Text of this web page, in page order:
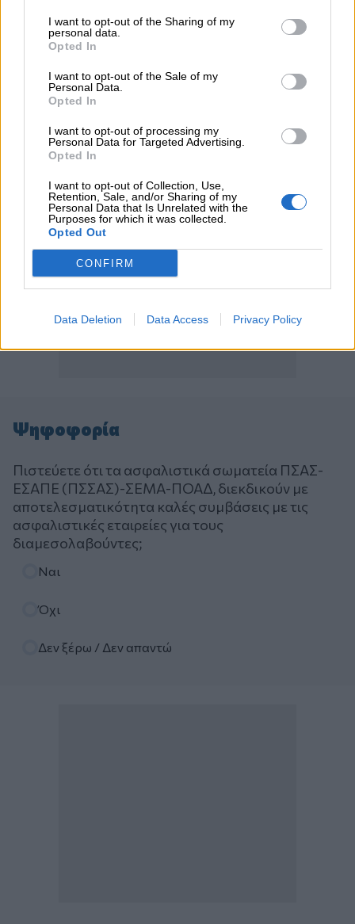
I want to opt-out of the Sharing of my
personal data.
Opted In
I want to opt-out of the Sale of my
Personal Data.
Opted In
I want to opt-out of processing my
Personal Data for Targeted Advertising.
Opted In
I want to opt-out of Collection, Use,
Retention, Sale, and/or Sharing of my
Personal Data that Is Unrelated with the
Purposes for which it was collected.
Opted Out
CONFIRM
Data Deletion Data Access Privacy Policy
04.08.2026 - 12:40
Τράπεζα Κύπρου: Ενισχυμένες κατά 31% οι ασφαλιστικές
εξάμηνο
ΠΕΡΙΣΣΟΤΕΡΑ
Ψηφοφορία
Πιστεύετε ότι τα ασφαλιστικά σωματεία ΠΣΑΣ-
ΕΣΑΠΕ (ΠΣΣΑΣ)-ΣΕΜΑ-ΠΟΑΔ, διεκδικούν με
αποτελεσματικότητα καλές συμβάσεις με τις
ασφαλιστικές εταιρείες για τους
διαμεσολαβούντες;
Ναι
Όχι
Δεν ξέρω / Δεν απαντώ